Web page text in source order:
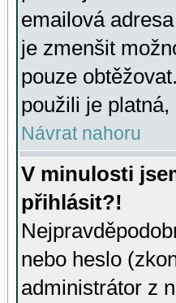
emailová
je zmenšit
pouze
použili je
Návrat nahoru
V minulosti
přihlásit?!
nebo heslo
administrátor z